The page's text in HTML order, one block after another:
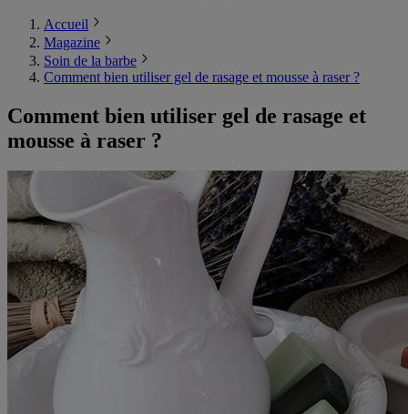
Accueil
Magazine
Soin de la barbe
Comment bien utiliser gel de rasage et mousse à raser ?
Comment bien utiliser gel de rasage et
mousse à raser ?